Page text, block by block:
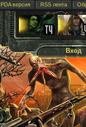
PDA версия RSS лента
Вход